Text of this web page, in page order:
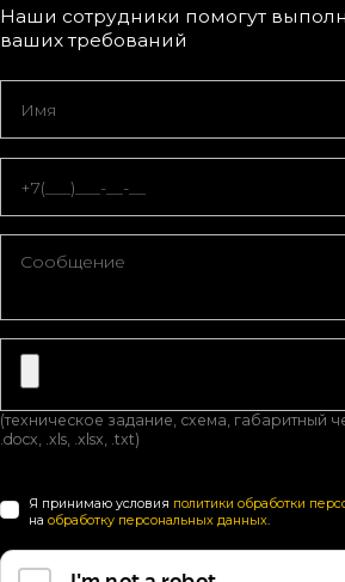
Наши сотрудники помогут
ваших требований
(техническое задание, схема, габаритный
.docx, .xls, .xlsx, .txt)
Я принимаю условия политики обработки
на обработку персональных данных.